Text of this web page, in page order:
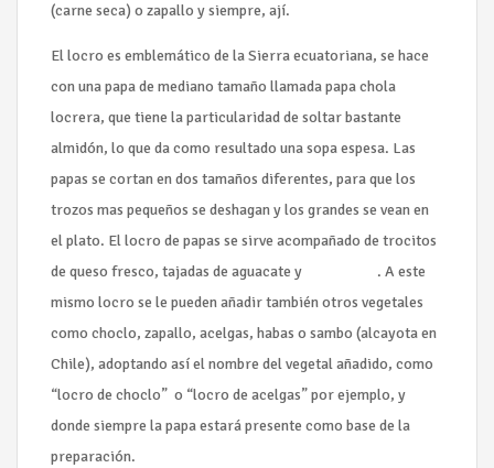
(carne seca) o zapallo y siempre, ají.
El locro es emblemático de la Sierra ecuatoriana, se hace
con una papa de mediano tamaño llamada papa chola
locrera, que tiene la particularidad de soltar bastante
almidón, lo que da como resultado una sopa espesa. Las
papas se cortan en dos tamaños diferentes, para que los
trozos mas pequeños se deshagan y los grandes se vean en
el plato. El locro de papas se sirve acompañado de trocitos
de queso fresco, tajadas de aguacate y
. A este
mismo locro se le pueden añadir también otros vegetales
como choclo, zapallo, acelgas, habas o sambo (alcayota en
Chile), adoptando así el nombre del vegetal añadido, como
“locro de choclo” o “locro de acelgas” por ejemplo, y
donde siempre la papa estará presente como base de la
preparación.